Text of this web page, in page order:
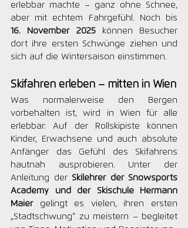
erlebbar machte – ganz ohne Schnee,
16. November 2025 können Besucher
dort ihre ersten Schwünge ziehen und
sich auf die Wintersaison einstimmen.
Skifahren erleben – mitten in Wien
Was normalerweise den Bergen
vorbehalten ist, wird in Wien für alle
erlebbar: Auf der Rollskipiste können
Kinder, Erwachsene und auch absolute
Anfänger das Gefühl des Skifahrens
hautnah ausprobieren. Unter der
Anleitung der Skilehrer der Snowsports
Academy und der Skischule Hermann
Maier gelingt es vielen, ihren ersten
„Stadtschwung“ zu meistern – begleitet